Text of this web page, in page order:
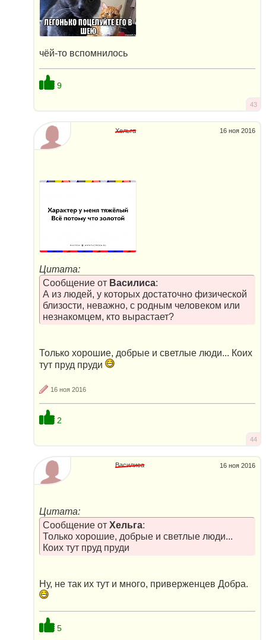
чёй-то вспомнилось
9
43
16 ноя 2016
Хельга
Цитата:
Сообщение от Василиса:
А из людей, у которых достаточно физической
близости, неважно, с родным человеком или
незнакомцем, кто вырастает?
Только хорошие, добрые и светлые люди... Коих
тут пруд пруди
16 ноя 2016
2
44
16 ноя 2016
Василиса
Цитата:
Сообщение от Хельга:
Только хорошие, добрые и светлые люди...
Коих тут пруд пруди
Ну, не так их тут и много, приверженцев Добра.
5